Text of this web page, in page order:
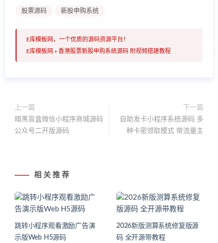
股票源码 新股申购系统
E库模板网，一个优质的源码资源平台！
E库模板网 » 香港股票新股申购系统源码 附视频搭建教程
上一篇
暗黑盲盒微信小程序商城源码
公众号二开版源码
下一篇
自助发卡小程序系统源码 多
种卡密领取模式 带流量主
相 关 推 荐
跳转小程序观看激励广告演
示版Web H5源码
2026新版测算系统修复版源
码 全开源带教程